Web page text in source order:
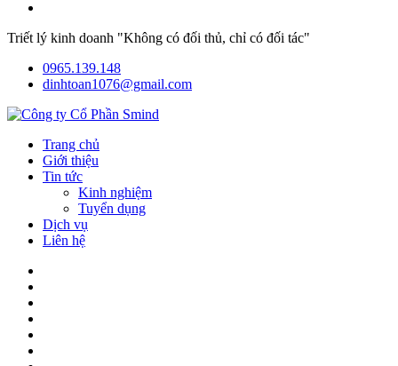
Triết lý kinh doanh "Không có đối thủ, chỉ có đối tác"
0965.139.148
dinhtoan1076@gmail.com
Trang chủ
Giới thiệu
Tin tức
Kinh nghiệm
Tuyển dụng
Dịch vụ
Liên hệ